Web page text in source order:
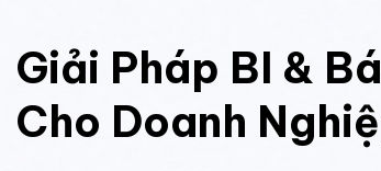
Giải Pháp BI &
Cho Doanh